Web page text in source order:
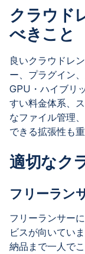
クラウド
べきこと
良いクラウドレ
ー、プラグイン
GPU・ハイブリ
すい料金体系、
なファイル管理
できる拡張性も
適切なク
フリーラン
フリーランサー
ビスが向いてい
納品まで一人で